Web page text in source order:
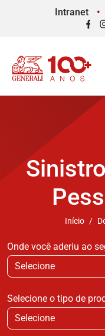
Intranet
Início
Onde você aderiu ao
Selecione
Selecione o tipo de
Selecione